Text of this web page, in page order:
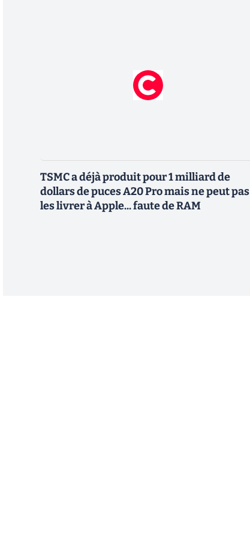
TSMC a déjà produit pour 1 milliard de
dollars de puces A20 Pro mais ne peut pas
les livrer à Apple... faute de RAM